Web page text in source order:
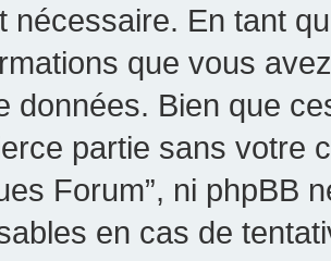
nécessaire. En tant
que vous
données. Bien que
partie sans votre
Forum”, ni phpBB
en cas de